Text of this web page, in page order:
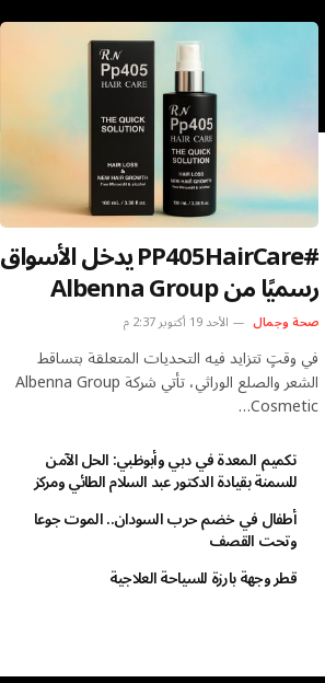
#PP405HairCare يدخل الأسواق
رسميًا من Albenna Group
Cosmetic: طفرة علمية في فهم
آلية نمو الشعر
صحة وجمال الأحد 19 أكتوبر 2:37 م
في وقتٍ تتزايد فيه التحديات المتعلقة بتساقط
الشعر والصلع الوراثي، تأتي شركة Albenna Group
Cosmetic…
تكميم المعدة في دبي وأبوظبي: الحل الآمن
للسمنة بقيادة الدكتور عبد السلام الطائي ومركز
الطائي
أطفال في خضم حرب السودان.. الموت جوعا
وتحت القصف
قطر وجهة بارزة للسياحة العلاجية